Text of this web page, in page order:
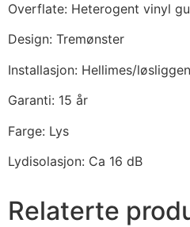
Overflate: Heterogent vinyl
Design: Tremønster
Installasjon: Hellimes/
Garanti: 15 år
Farge: Lys
Lydisolasjon: Ca 16 dB
Relaterte